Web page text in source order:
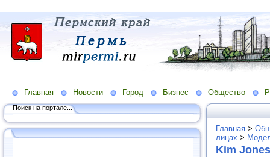
Главная Новости Город Бизнес Общество
Поиск на портале...
Главная >
лицах >
Kim Jones